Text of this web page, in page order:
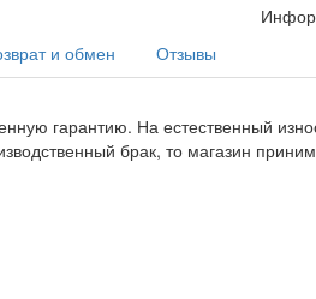
и обмен Отзывы
гарантию. На естественный
брак, то магазин